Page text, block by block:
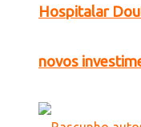
Hospitalar
novos